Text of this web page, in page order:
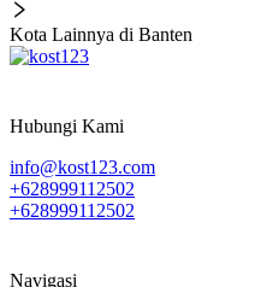
Kota Lainnya di Banten
Hubungi Kami
info@kost123.com
+628999112502
+628999112502
Navigasi